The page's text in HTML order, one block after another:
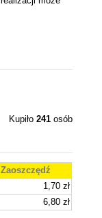
Kupiło 241osób
Zaoszczędź
1,70 zł
6,80 zł